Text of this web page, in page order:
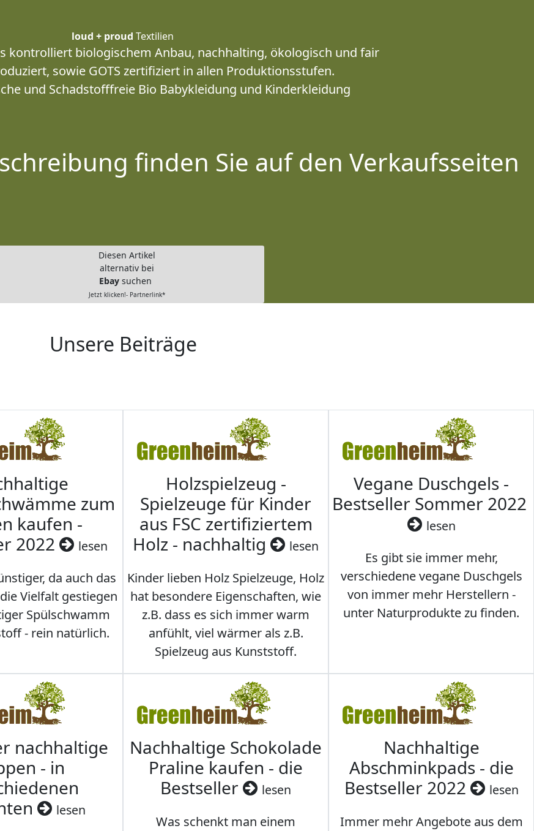
loud + proud Textilien
kontrolliert biologischem Anbau, nachhalting, ökologisch und fair
sowie GOTS zertifiziert in allen Produktionsstufen.
und Schadstofffreie Bio Babykleidung und Kinderkleidung
finden Sie auf den Verkaufsseiten
Diesen Artikel
alternativ bei
Ebay suchen
Jetzt klicken!- Partnerlink*
Unsere Beiträge
zum
kaufen -
2022
lesen
da auch das
Vielfalt gestiegen
Spülschwamm
- rein natürlich.
Holzspielzeug -
Spielzeuge für Kinder
aus FSC zertifiziertem
Holz - nachhaltig
lesen
Kinder lieben Holz Spielzeuge, Holz
hat besondere Eigenschaften, wie
z.B. dass es sich immer warm
anfühlt, viel wärmer als z.B.
Spielzeug aus Kunststoff.
Vegane Duschgels -
Bestseller Sommer 2022
lesen
Es gibt sie immer mehr,
verschiedene vegane Duschgels
von immer mehr Herstellern -
unter Naturprodukte zu finden.
nachhaltige
- in
lesen
Nachhaltige Schokolade
Praline kaufen - die
Bestseller
lesen
Was schenkt man einem
Nachhaltige
Abschminkpads - die
Bestseller 2022
lesen
Immer mehr Angebote aus dem